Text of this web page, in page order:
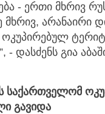
- ერთი მხრივ
მხრივ, არანაირი
ოკუპირებულ
დასძენს გია
გავიდა